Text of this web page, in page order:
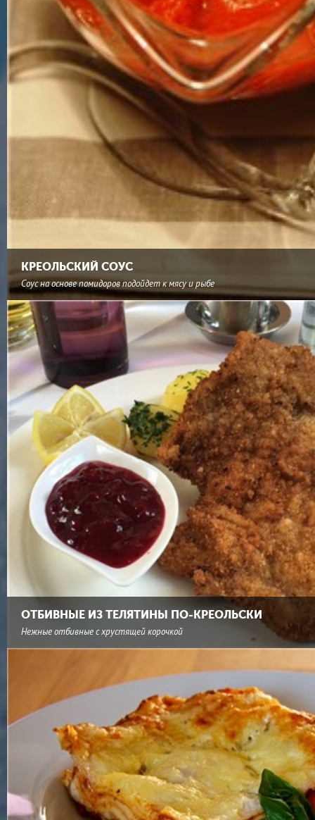
КРЕОЛЬСКИЙ СОУС
Соус на основе помидоров подойдет к мясу и рыбе
ОТБИВНЫЕ ИЗ ТЕЛЯТИНЫ ПО-КРЕОЛЬСКИ
Нежные отбивные с хрустящей корочкой